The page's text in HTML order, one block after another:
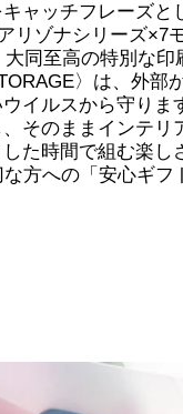
ャッチフレーズ
リゾナシリーズ×7
同至高の特別な
〉は、外部
イルスから守り
そのままインテリ
た時間で組む楽し
方への「安心ギフ